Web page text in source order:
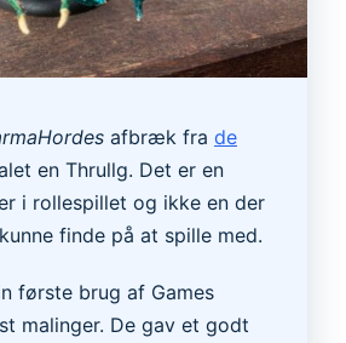
afbræk fra de
en Thrullg. Det er en
i rollespillet og ikke en der
finde på at spille med.
første brug af Games
malinger. De gav et godt